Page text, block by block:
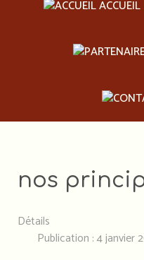
ACCUEIL
nos
Détails
Publication : 4 janvier